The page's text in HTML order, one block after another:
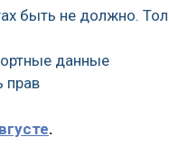
быть не должно.
данные
прав
.